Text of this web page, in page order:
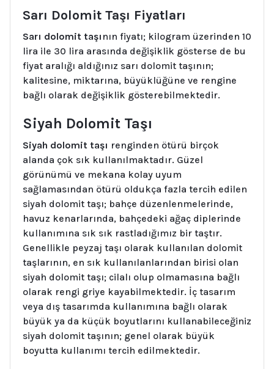
Sarı Dolomit Taşı Fiyatları
Sarı dolomit taşı nın fiyatı; kilogram üzerinden 10
lira ile 30 lira arasında değişiklik gösterse de bu
fiyat aralığı aldığınız sarı dolomit taşının;
kalitesine, miktarına, büyüklüğüne ve rengine
bağlı olarak değişiklik gösterebilmektedir.
Siyah Dolomit Taşı
Siyah dolomit taşı renginden ötürü birçok
alanda çok sık kullanılmaktadır. Güzel
görünümü ve mekana kolay uyum
sağlamasından ötürü oldukça fazla tercih edilen
siyah dolomit taşı; bahçe düzenlenmelerinde,
havuz kenarlarında, bahçedeki ağaç diplerinde
kullanımına sık sık rastladığımız bir taştır.
Genellikle peyzaj taşı olarak kullanılan dolomit
taşlarının, en sık kullanılanlarından birisi olan
siyah dolomit taşı; cilalı olup olmamasına bağlı
olarak rengi griye kayabilmektedir. İç tasarım
veya dış tasarımda kullanımına bağlı olarak
büyük ya da küçük boyutlarını kullanabileceğiniz
siyah dolomit taşının; genel olarak büyük
boyutta kullanımı tercih edilmektedir.